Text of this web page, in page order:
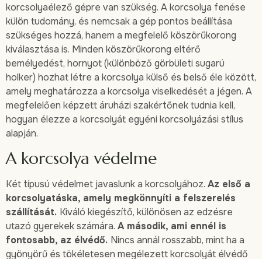
korcsolyaélező gépre van szükség. A korcsolya fenése
külön tudomány, és nemcsak a gép pontos beállítása
szükséges hozzá, hanem a megfelelő köszörűkorong
kiválasztása is. Minden köszörűkorong eltérő
bemélyedést, hornyot (különböző görbületi sugarú
holker) hozhat létre a korcsolya külső és belső éle között,
amely meghatározza a korcsolya viselkedését a jégen. A
megfelelően képzett áruházi szakértőnek tudnia kell,
hogyan élezze a korcsolyát egyéni korcsolyázási stílus
alapján.
A korcsolya védelme
Két típusú védelmet javaslunk a korcsolyához. Az első a
korcsolyatáska, amely megkönnyíti a felszerelés
szállítását. Kiváló kiegészítő, különösen az edzésre
utazó gyerekek számára. A második, ami ennél is
fontosabb, az élvédő. Nincs annál rosszabb, mint ha a
gyönyörű és tökéletesen megélezett korcsolyát élvédő